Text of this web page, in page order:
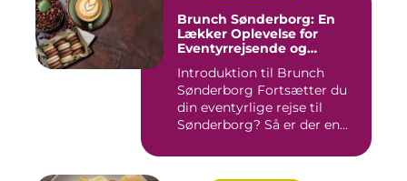
Brunch Sønderborg: En
Lækker Oplevelse for
Eventyrrejsende og
Introduktion til Brunch
Sønderborg Fortsætter du
din eventyrlige rejse til
Sønderborg? Så er der en...